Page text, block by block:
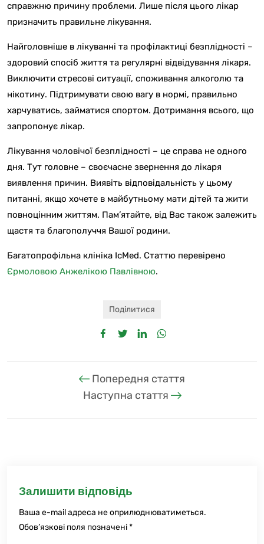
справжню причину проблеми. Лише після цього лікар
призначить правильне лікування.
Найголовніше в лікуванні та профілактиці безплідності –
здоровий спосіб життя та регулярні відвідування лікаря.
Виключити стресові ситуації, споживання алкоголю та
нікотину. Підтримувати свою вагу в нормі, правильно
харчуватись, займатися спортом. Дотримання всього, що
запропонує лікар.
Лікування чоловічої безплідності – це справа не одного
дня. Тут головне – своєчасне звернення до лікаря
виявлення причин. Виявіть відповідальність у цьому
питанні, якщо хочете в майбутньому мати дітей та жити
повноцінним життям. Пам’ятайте, від Вас також залежить
щастя та благополуччя Вашої родини.
Багатопрофільна клініка IcMed. Статтю перевірено
Єрмоловою Анжелікою Павлівною.
Поділитися
Попередня стаття
Наступна стаття
Залишити відповідь
Ваша e-mail адреса не оприлюднюватиметься.
Обов’язкові поля позначені*